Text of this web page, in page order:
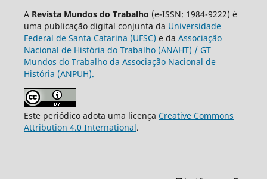
A Revista Mundos do Trabalho (e-ISSN: 1984-9222) é
uma publicação digital conjunta da Universidade
Federal de Santa Catarina (UFSC) e da Associação
Nacional de História do Trabalho (ANAHT) / GT
Mundos do Trabalho da Associação Nacional de
História (ANPUH).
Este periódico adota uma licença Creative Commons
Attribution 4.0 International.